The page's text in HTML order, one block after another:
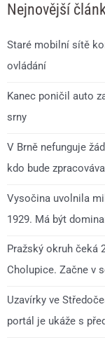
Nejnovější
Staré mobilní sítě
ovládání
Kanec poničil auto
srny
V Brně nefunguje
kdo bude
Vysočina uvolnila
1929. Má být
Pražský okruh čeká
Cholupice. Začne v
Uzavírky ve
portál je ukáže s